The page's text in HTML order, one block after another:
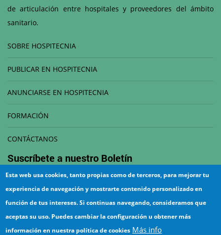
de articulación entre hospitales y proveedores del ámbito
sanitario.
SOBRE HOSPITECNIA
PUBLICAR EN HOSPITECNIA
ANUNCIARSE EN HOSPITECNIA
FORMACIÓN
CONTÁCTANOS
Suscríbete a nuestro Boletín
¡Suscríbete!
Esta web usa cookies, tanto propias como de terceros, para mejorar tu
experiencia de navegación y mostrarte contenido personalizado en
función de tus intereses. Si continuas navegando, consideramos que
aceptas su uso. Puedes cambiar la configuración u obtener más
información en nuestra política de cookies Más info